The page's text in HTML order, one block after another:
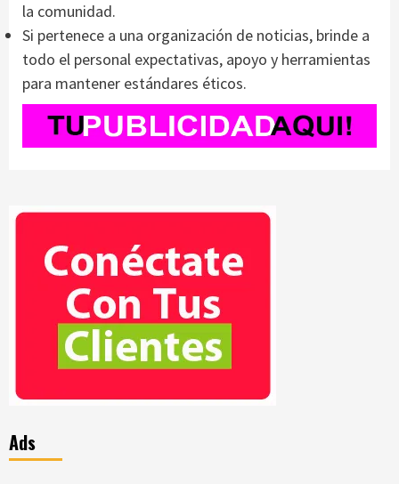
la comunidad.
Si pertenece a una organización de noticias, brinde a
todo el personal expectativas, apoyo y herramientas
para mantener estándares éticos.
Ads